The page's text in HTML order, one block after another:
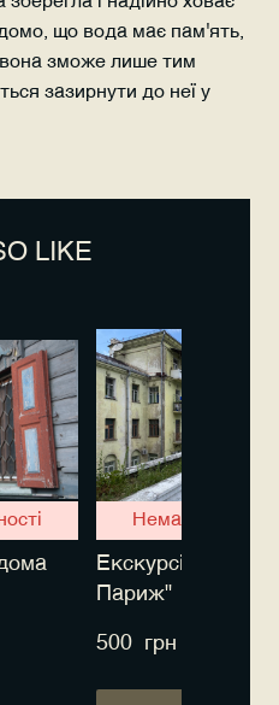
що вода має пам'ять,
вона зможе лише тим
зазирнути до неї у
LIKE
Немає в
Екскурсія
Париж"
500  грн